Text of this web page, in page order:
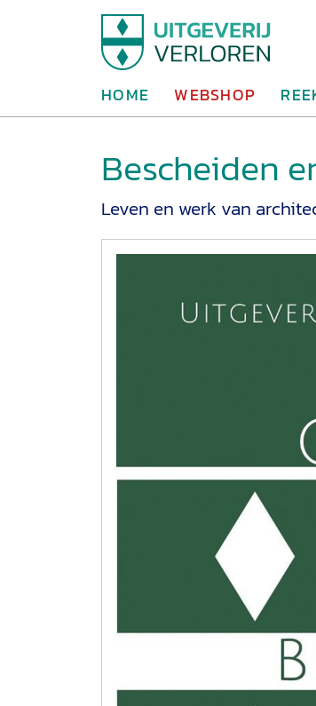
HOME WEBSHOP
Bescheiden
Leven en werk van